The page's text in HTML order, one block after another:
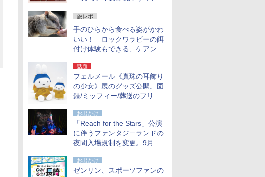
泉スパにも使える
旅レポ
手のひらから食べる姿がかわ
いい！ ロックワラビーの餌
付け体験もできる、ケアンズ
でアサートン高原の日本語ガ
イド付きツアーに参加してみ
た
話題
フェルメール《真珠の耳飾り
の少女》展のグッズ公開。図
録/ミッフィー/葬送のフリー
レンほか、注目ブランドコラ
ボが実現
お出かけ
「Reach for the Stars」公演
に伴うファンタジーランドの
夜間入場規制を変更。9月か
ら18時50分～20時ごろに
お出かけ
ゼンリン、スポーツファンの